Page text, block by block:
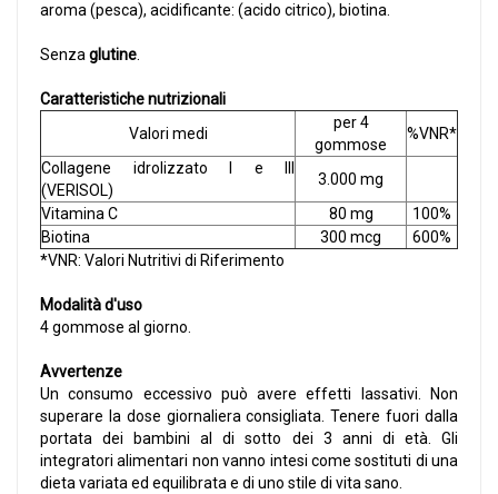
aroma (pesca), acidificante: (acido citrico), biotina.
Senzaglutine.
Caratteristiche nutrizionali
Valori medi
per 4
gommose
%VNR*
Collagene idrolizzato I e III
(VERISOL)
3.000 mg
Vitamina C
80 mg
100%
Biotina
300 mcg
600%
*VNR: Valori Nutritivi di Riferimento
Modalità d'uso
4 gommose al giorno.
Avvertenze
Un consumo eccessivo può avere effetti lassativi. Non
superare la dose giornaliera consigliata. Tenere fuori dalla
portata dei bambini al di sotto dei 3 anni di età. Gli
integratori alimentari non vanno intesi come sostituti di una
dieta variata ed equilibrata e di uno stile di vita sano.